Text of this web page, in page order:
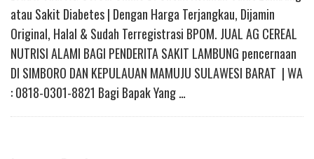
atau Sakit Diabetes | Dengan Harga Terjangkau, Dijamin
Original, Halal & Sudah Terregistrasi BPOM. JUAL AG CEREAL
NUTRISI ALAMI BAGI PENDERITA SAKIT LAMBUNG pencernaan
DI SIMBORO DAN KEPULAUAN MAMUJU SULAWESI BARAT | WA
: 0818-0301-8821 Bagi Bapak Yang …